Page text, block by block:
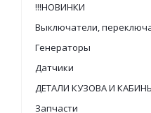
!!!НОВИНКИ
Выключатели,
Генераторы
Датчики
ДЕТАЛИ КУЗОВА И
Запчасти